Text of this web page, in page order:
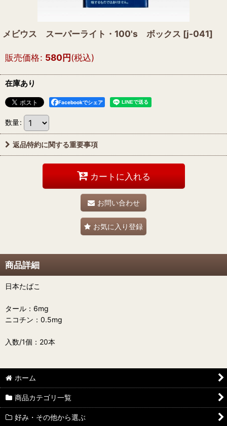
メビウス スーパーライト・100's ボックス [j-041]
販売価格: 580円(税込)
在庫あり
Facebookでシェア
数量:
返品特約に関する重要事項
カートに入れる
お問い合わせ
お気に入り登録
商品詳細
日本たばこ
タール：6mg
ニコチン：0.5mg
入数/1個：20本
ホーム
商品カテゴリ一覧
好み・その他から選ぶ